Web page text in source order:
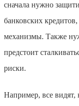
сначала нужно
банковских
механизмы. Также
предстоит
риски.
Например, все видят,